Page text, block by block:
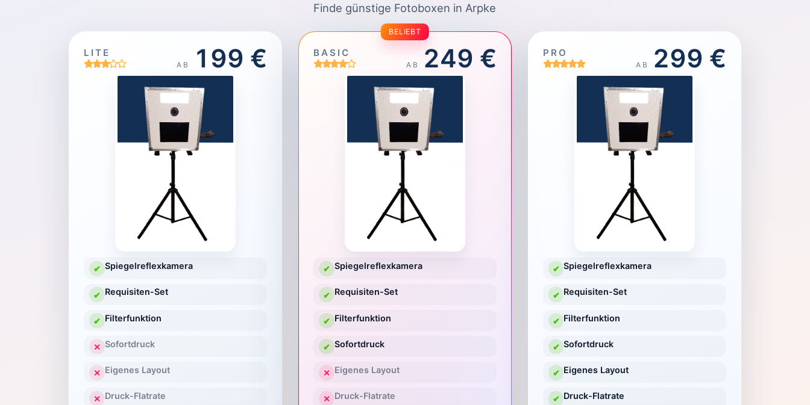
Finde günstige Fotoboxen in Arpke
LITE
AB 199 €
✔ Spiegelreflexkamera
✔ Requisiten-Set
✔ Filterfunktion
✕ Sofortdruck
✕ Eigenes Layout
✕ Druck-Flatrate
BELIEBT
BASIC
AB 249 €
✔ Spiegelreflexkamera
✔ Requisiten-Set
✔ Filterfunktion
✔ Sofortdruck
✕ Eigenes Layout
✕ Druck-Flatrate
PRO
AB 299 €
✔ Spiegelreflexkamera
✔ Requisiten-Set
✔ Filterfunktion
✔ Sofortdruck
✔ Eigenes Layout
✔ Druck-Flatrate